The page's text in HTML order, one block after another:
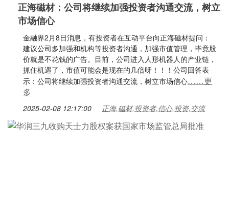
正海磁材：公司将继续加强投资者沟通交流，树立
市场信心
金融界2月8日消息，有投资者在互动平台向正海磁材提问：
建议公司多加强和机构等投资者沟通，加强市值管理，毕竟股
价就是不花钱的广告。目前，公司进入人形机器人的产业链，
抓住机遇了，市值可能会是现在的几倍呀！！！公司回答表
示：公司将继续加强投资者沟通交流，树立市场信心……更
多
2025-02-08 12:17:00 正海,磁材,投资者,信心,投资,交流